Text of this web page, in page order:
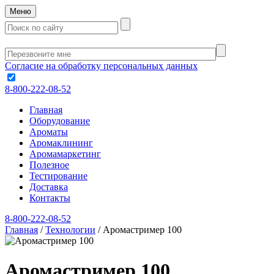
Меню
Согласие на обработку персональных данных
8-800-222-08-52
Главная
Оборудование
Ароматы
Аромаклининг
Аромамаркетинг
Полезное
Тестирование
Доставка
Контакты
8-800-222-08-52
Главная /Технологии / Аромастример 100